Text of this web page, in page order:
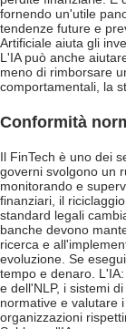
fornendo un'utile
tendenze future e
Artificiale aiuta gli
L'IA può anche
meno di rimborsare
comportamentali, la
Conformità
Il FinTech è uno dei
governi svolgono un
monitorando e
finanziari, il
standard legali
banche devono
ricerca e
evoluzione. Se
tempo e denaro.
e dell'NLP, i sistemi
normative e valutare
organizzazioni